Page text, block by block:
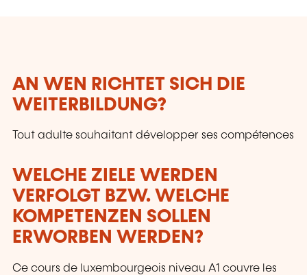
AN WEN RICHTET SICH DIE
WEITERBILDUNG?
Tout adulte souhaitant développer ses compétences
WELCHE ZIELE WERDEN
VERFOLGT BZW. WELCHE
KOMPETENZEN SOLLEN
ERWORBEN WERDEN?
Ce cours de luxembourgeois niveau A1 couvre les